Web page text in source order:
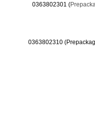
0363802301 (
0363802310 (